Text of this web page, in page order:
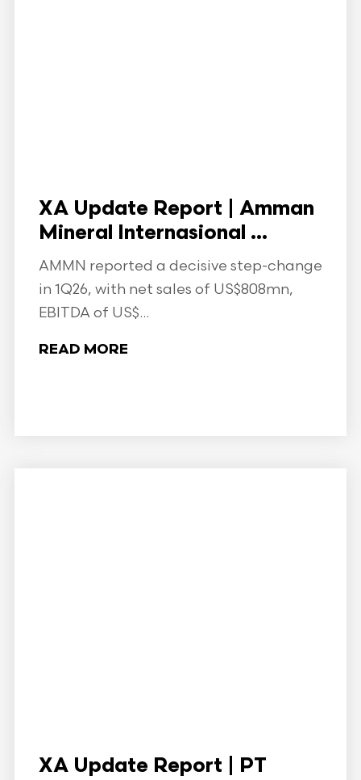
XA Update Report | Amman
Mineral Internasional ...
AMMN reported a decisive step-change
in 1Q26, with net sales of US$808mn,
EBITDA of US$...
READ MORE
XA Update Report | PT